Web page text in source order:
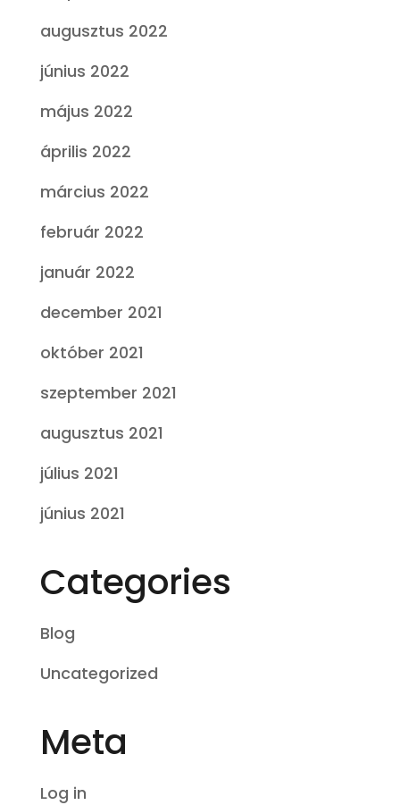
augusztus 2022
június 2022
május 2022
április 2022
március 2022
február 2022
január 2022
december 2021
október 2021
szeptember 2021
augusztus 2021
július 2021
június 2021
Categories
Blog
Uncategorized
Meta
Log in